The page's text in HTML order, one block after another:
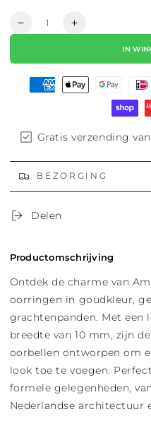
Hoeveelheid
Aantal
CANAL
HOUSE
Aantal
CANAL
HOUSE
AMSTERDAM
IN
Gratis verzending
BEZORGING
Delen
Productomschrijving
Ontdek de charme van
oorringen in goudkleur,
grachtenpanden. Met een
breedte van 10 mm, zijn
oorbellen ontworpen om
look toe te voegen.
formele gelegenheden,
Nederlandse architectuur